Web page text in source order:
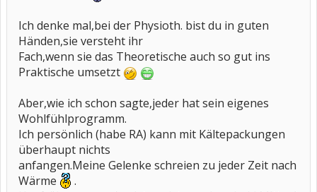
Ich denke mal,bei der Physioth. bist du in guten
Händen,sie versteht ihr
Fach,wenn sie das Theoretische auch so gut ins
Praktische umsetzt
Aber,wie ich schon sagte,jeder hat sein eigenes
Wohlfühlprogramm.
Ich persönlich (habe RA) kann mit Kältepackungen
überhaupt nichts
anfangen.Meine Gelenke schreien zu jeder Zeit nach
Wärme
.